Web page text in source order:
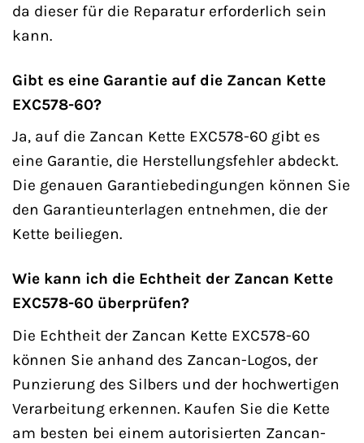
da dieser für die Reparatur erforderlich sein
kann.
Gibt es eine Garantie auf die Zancan Kette
EXC578-60?
Ja, auf die Zancan Kette EXC578-60 gibt es
eine Garantie, die Herstellungsfehler abdeckt.
Die genauen Garantiebedingungen können Sie
den Garantieunterlagen entnehmen, die der
Kette beiliegen.
Wie kann ich die Echtheit der Zancan Kette
EXC578-60 überprüfen?
Die Echtheit der Zancan Kette EXC578-60
können Sie anhand des Zancan-Logos, der
Punzierung des Silbers und der hochwertigen
Verarbeitung erkennen. Kaufen Sie die Kette
am besten bei einem autorisierten Zancan-